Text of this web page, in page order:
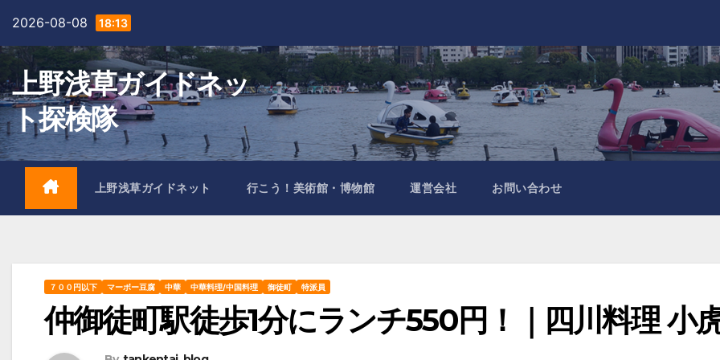
content
2026-08-08 18:13
上野浅草ガイドネッ
ト探検隊
上野浅草ガイドネット 行こう！美術館・博物館 運営会社 お問い合わせ
７００円以下 マーボー豆腐 中華 中華料理/中国料理 御徒町 特派員
仲御徒町駅徒歩1分にランチ550円！｜四川料理 小